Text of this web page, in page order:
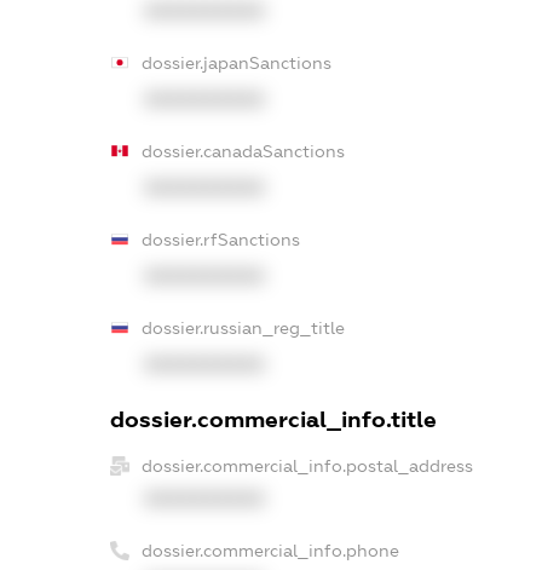
dossier.japanSanctions
dossier.canadaSanctions
dossier.rfSanctions
dossier.russian_reg_title
dossier.commercial_info.title
dossier.commercial_info.postal_address
dossier.commercial_info.phone